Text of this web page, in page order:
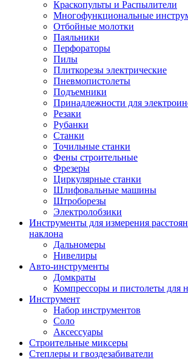
Краскопульты и Распылители
Многофункциональные
Отбойные молотки
Паяльники
Перфораторы
Пилы
Плиткорезы электрические
Пневмопистолеты
Подъемники
Принадлежности для
Резаки
Рубанки
Станки
Точильные станки
Фены строительные
Фрезеры
Циркулярные станки
Шлифовальные машины
Штроборезы
Электролобзики
Инструменты для измерения
наклона
Дальномеры
Нивелиры
Авто-инструменты
Домкраты
Компрессоры и пистолеты для
Инструмент
Набор инструментов
Соло
Аксессуары
Строительные миксеры
Степлеры и гвоздезабиватели